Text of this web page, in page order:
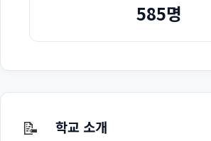
585명
📝 학교 소개